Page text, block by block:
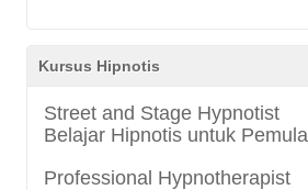
Kursus Hipnotis
Street and Stage Hypnotist
Belajar Hipnotis untuk Pemula
Professional Hypnotherapist